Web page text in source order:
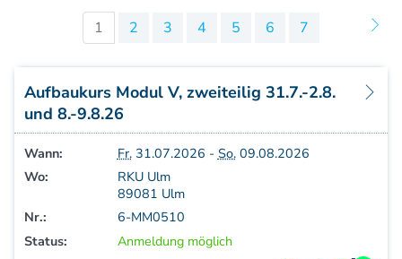
Aufbaukurs Modul 5
Aufbaukurs Modul 6
Aufbaukurs Modul 7
Aufbaukurs Modul 8
Fortbildung & Zusatzkurse
Refresherkurse Manuelle Medizin
Kinesio-Sport-Taping
Krankengymnastik am Gerät
PNE - Pain Neuroscience Education
Fortbildung - Osteopathie
1 2 3 4 5 6 7
Aufbaukurs Modul V, zweiteilig 31.7.-2.8.
und 8.-9.8.26
Wann: Fr.31.07.2026 - So.09.08.2026
Wo:
RKU Ulm
89081 Ulm
Nr.:
6-MM0510
Status:
Anmeldung möglich